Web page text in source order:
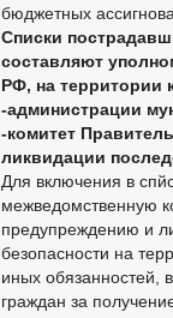
бюджетных
Списки
составляют
РФ, на территории
-администрации
-комитет
ликвидации
Для включения в
межведомственную
предупреждению и
безопасности на
иных обязанностей,
граждан за